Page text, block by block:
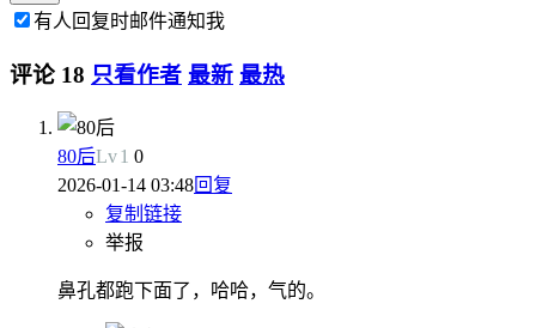
有人回复时邮件通知我
评论 18 只看作者 最新 最热
80后Lv1 0
2026-01-14 03:48回复
复制链接
举报
鼻孔都跑下面了，哈哈，气的。